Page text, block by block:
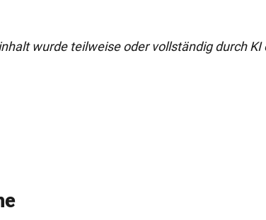
wurde teilweise oder vollständig durch